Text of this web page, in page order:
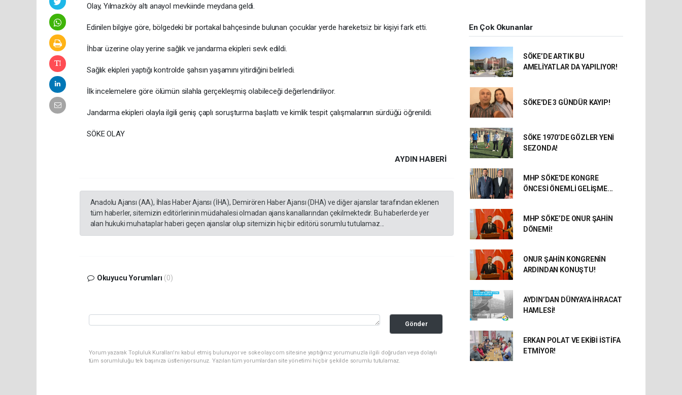
Olay, Yılmazköy altı anayol mevkiinde meydana geldi.
Edinilen bilgiye göre, bölgedeki bir portakal bahçesinde bulunan çocuklar yerde hareketsiz bir kişiyi fark etti.
İhbar üzerine olay yerine sağlık ve jandarma ekipleri sevk edildi.
Sağlık ekipleri yaptığı kontrolde şahsın yaşamını yitirdiğini belirledi.
İlk incelemelere göre ölümün silahla gerçekleşmiş olabileceği değerlendiriliyor.
Jandarma ekipleri olayla ilgili geniş çaplı soruşturma başlattı ve kimlik tespit çalışmalarının sürdüğü öğrenildi.
SÖKE OLAY
AYDIN HABERİ
Anadolu Ajansı (AA), İhlas Haber Ajansı (İHA), Demirören Haber Ajansı (DHA) ve diğer ajanslar tarafından eklenen
tüm haberler, sitemizin editörlerinin müdahalesi olmadan ajans kanallarından çekilmektedir. Bu haberlerde yer
alan hukuki muhataplar haberi geçen ajanslar olup sitemizin hiç bir editörü sorumlu tutulamaz...
Okuyucu Yorumları (0)
Gönder
Yorum yazarak Topluluk Kuralları’nı kabul etmiş bulunuyor ve sokeolay.com sitesine yaptığınız yorumunuzla ilgili doğrudan veya dolaylı
tüm sorumluluğu tek başınıza üstleniyorsunuz. Yazılan tüm yorumlardan site yönetimi hiçbir şekilde sorumlu tutulamaz.
En Çok Okunanlar
SÖKE’DE ARTIK BU
AMELİYATLAR DA YAPILIYOR!
SÖKE'DE 3 GÜNDÜR KAYIP!
SÖKE 1970’DE GÖZLER YENİ
SEZONDA!
MHP SÖKE'DE KONGRE
ÖNCESİ ÖNEMLİ GELİŞME...
MHP SÖKE’DE ONUR ŞAHİN
DÖNEMİ!
ONUR ŞAHİN KONGRENİN
ARDINDAN KONUŞTU!
AYDIN’DAN DÜNYAYA İHRACAT
HAMLESİ!
ERKAN POLAT VE EKİBİ İSTİFA
ETMİYOR!